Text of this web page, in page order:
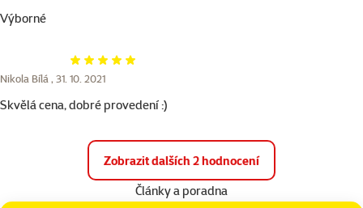
Výborné
Hodnocení 100%
Nikola Bílá , 31. 10. 2021
Skvělá cena, dobré provedení :)
Zobrazit dalších 2 hodnocení
Články a poradna